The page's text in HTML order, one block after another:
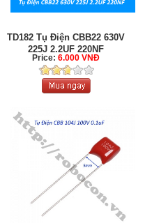
TD182 Tụ Điện CBB22 630V
225J 2.2UF 220NF
Price:6.000 VNĐ